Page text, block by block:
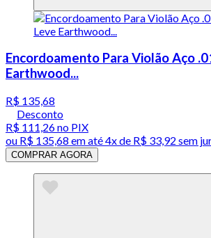
Encordoamento Para Violão Aço
Earthwood...
R$ 135,68
Desconto
R$ 111,26no PIX
ou R$ 135,68 em até4x de R$ 33,92 sem
COMPRAR AGORA